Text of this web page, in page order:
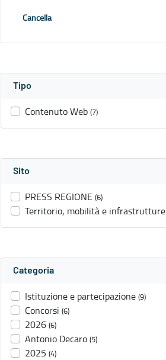
Cancella
Tipo
Contenuto Web (7)
Sito
PRESS REGIONE (6)
Territorio, mobilità e infrastrutture
Categoria
Istituzione e partecipazione (9)
Concorsi (6)
2026 (6)
Antonio Decaro (5)
2025 (4)